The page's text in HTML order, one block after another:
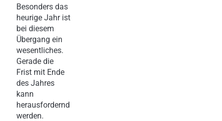
Besonders das
heurige Jahr ist
bei diesem
Übergang ein
wesentliches.
Gerade die
Frist mit Ende
des Jahres
kann
herausfordernd
werden.